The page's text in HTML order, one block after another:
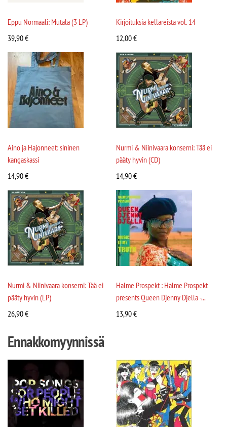
Eppu Normaali: Mutala (3 LP)
39,90€
Kirjoituksia kellareista vol. 14
12,00€
Aino ja Hajonneet: sininen
kangaskassi
14,90€
Nurmi & Niinivaara konserni: Tää ei
pääty hyvin (CD)
14,90€
Nurmi & Niinivaara konserni: Tää ei
pääty hyvin (LP)
26,90€
Halme Prospekt : Halme Prospekt
presents Queen Djenny Djella -...
13,90€
Ennakkomyynnissä